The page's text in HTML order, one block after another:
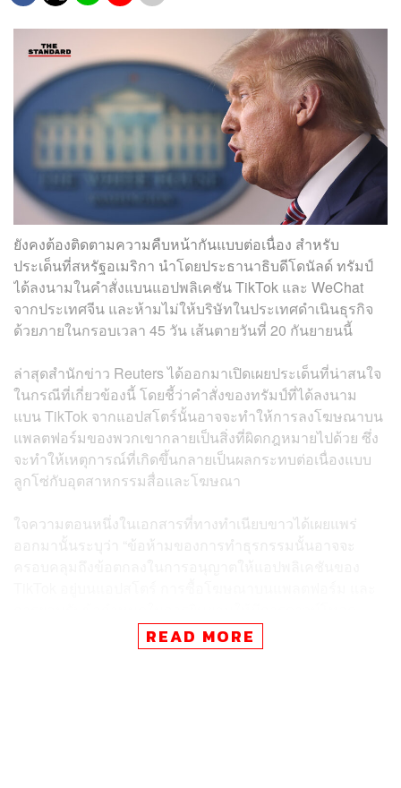
ยังคงต้องติดตามความคืบหน้ากันแบบต่อเนื่อง สำหรับ
ประเด็นที่สหรัฐอเมริกา นำโดยประธานาธิบดีโดนัลด์ ทรัมป์
ได้ลงนามในคำสั่งแบนแอปพลิเคชัน TikTok และ WeChat
จากประเทศจีน และห้ามไม่ให้บริษัทในประเทศดำเนินธุรกิจ
ด้วยภายในกรอบเวลา 45 วัน เส้นตายวันที่ 20 กันยายนนี้
ล่าสุดสำนักข่าว Reuters ได้ออกมาเปิดเผยประเด็นที่น่าสนใจ
ในกรณีที่เกี่ยวข้องนี้ โดยชี้ว่าคำสั่งของทรัมป์ที่ได้ลงนาม
แบน TikTok จากแอปสโตร์นั้นอาจจะทำให้การลงโฆษณาบน
แพลตฟอร์มของพวกเขากลายเป็นสิ่งที่ผิดกฎหมายไปด้วย ซึ่ง
จะทำให้เหตุการณ์ที่เกิดขึ้นกลายเป็นผลกระทบต่อเนื่องแบบ
ลูกโซ่กับอุตสาหกรรมสื่อและโฆษณา
ใจความตอนหนึ่งในเอกสารที่ทางทำเนียบขาวได้เผยแพร่
ออกมานั้นระบุว่า “ข้อห้ามของการทำธุรกรรมนั้นอาจจะ
แอปพลิเคชันบนอุปกรณ์ของผู้ใช้งาน”
READ MORE